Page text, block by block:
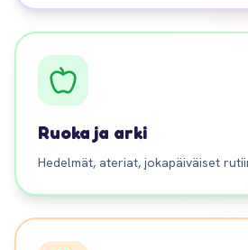
Ruoka ja arki
Hedelmät, ateriat, jokapäiväiset